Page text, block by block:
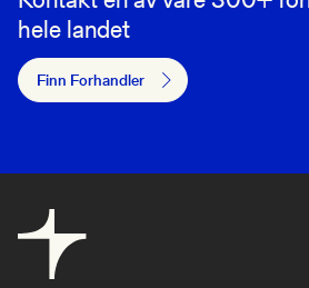
hele landet
Finn Forhandler